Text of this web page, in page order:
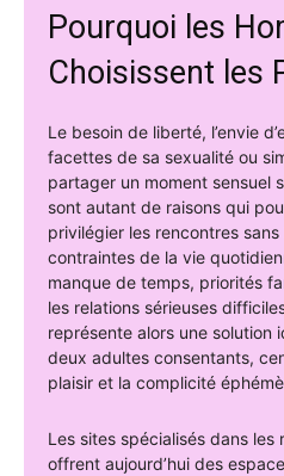
Pourquoi les
Choisissent les
Le besoin de liberté, l’envie
facettes de sa sexualité ou
partager un moment sensuel
sont autant de raisons qui
privilégier les rencontres
contraintes de la vie
manque de temps, priorités
les relations sérieuses
représente alors une solution
deux adultes consentants,
plaisir et la complicité
Les sites spécialisés dans les
offrent aujourd’hui des